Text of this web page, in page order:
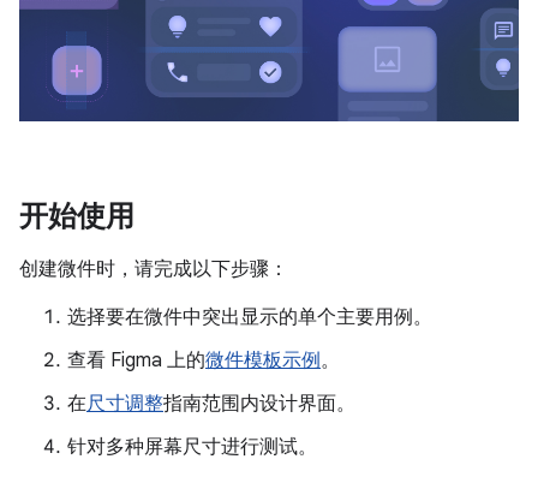
开始使用
创建微件时，请完成以下步骤：
选择要在微件中突出显示的单个主要用例。
查看 Figma 上的微件模板示例。
在尺寸调整指南范围内设计界面。
针对多种屏幕尺寸进行测试。